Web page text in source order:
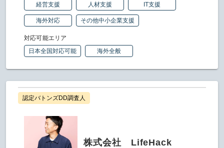
経営支援 人材支援 IT支援
海外対応 その他中小企業支援
対応可能エリア
日本全国対応可能
海外全般
認定バトンズDD調査人
株式会社 LifeHack